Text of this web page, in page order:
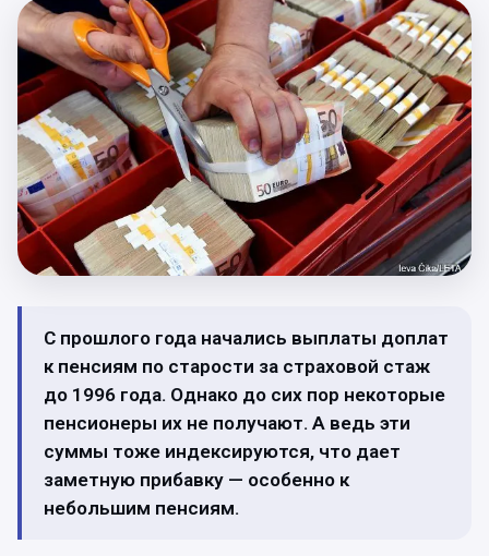
С прошлого года начались выплаты доплат
к пенсиям по старости за страховой стаж
до 1996 года. Однако до сих пор некоторые
пенсионеры их не получают. А ведь эти
суммы тоже индексируются, что дает
заметную прибавку — особенно к
небольшим пенсиям.